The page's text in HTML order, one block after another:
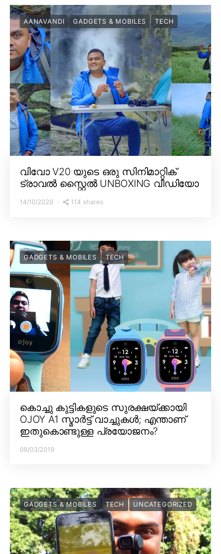
AANAVANDI GADGETS & MOBILES TECH
വിവോ V20 യുടെ ഒരു സിനിമാറ്റിക്
ട്രാവൽ സ്റ്റൈൽ UNBOXING വീഡിയോ
14/10/2020 114 shares
GADGETS & MOBILES TECH
കൊച്ചു കുട്ടികളുടെ സുരക്ഷയ്ക്കായി
OJOY A1 സ്മാർട്ട് വാച്ചുകൾ; എന്താണ്
ഇതുകൊണ്ടുള്ള പ്രയോജനം?
09/03/2019
GADGETS & MOBILES TECH UNCATEGORIZED